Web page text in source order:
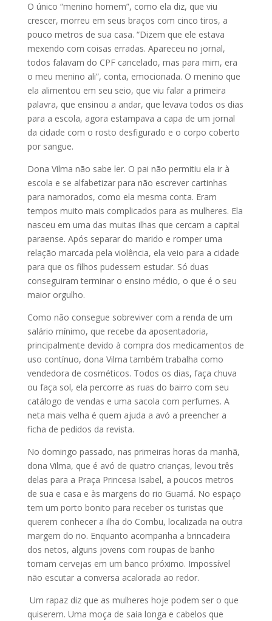
O único “menino homem”, como ela diz, que viu
crescer, morreu em seus braços com cinco tiros, a
pouco metros de sua casa. “Dizem que ele estava
mexendo com coisas erradas. Apareceu no jornal,
todos falavam do CPF cancelado, mas para mim, era
o meu menino ali”, conta, emocionada. O menino que
ela alimentou em seu seio, que viu falar a primeira
palavra, que ensinou a andar, que levava todos os dias
para a escola, agora estampava a capa de um jornal
da cidade com o rosto desfigurado e o corpo coberto
por sangue.
Dona Vilma não sabe ler. O pai não permitiu ela ir à
escola e se alfabetizar para não escrever cartinhas
para namorados, como ela mesma conta. Eram
tempos muito mais complicados para as mulheres. Ela
nasceu em uma das muitas ilhas que cercam a capital
paraense. Após separar do marido e romper uma
relação marcada pela violência, ela veio para a cidade
para que os filhos pudessem estudar. Só duas
conseguiram terminar o ensino médio, o que é o seu
maior orgulho.
Como não consegue sobreviver com a renda de um
salário mínimo, que recebe da aposentadoria,
principalmente devido à compra dos medicamentos de
uso contínuo, dona Vilma também trabalha como
vendedora de cosméticos. Todos os dias, faça chuva
ou faça sol, ela percorre as ruas do bairro com seu
catálogo de vendas e uma sacola com perfumes. A
neta mais velha é quem ajuda a avó a preencher a
ficha de pedidos da revista.
No domingo passado, nas primeiras horas da manhã,
dona Vilma, que é avó de quatro crianças, levou três
delas para a Praça Princesa Isabel, a poucos metros
de sua e casa e às margens do rio Guamá. No espaço
tem um porto bonito para receber os turistas que
querem conhecer a ilha do Combu, localizada na outra
margem do rio. Enquanto acompanha a brincadeira
dos netos, alguns jovens com roupas de banho
tomam cervejas em um banco próximo. Impossível
não escutar a conversa acalorada ao redor.
Um rapaz diz que as mulheres hoje podem ser o que
quiserem. Uma moça de saia longa e cabelos que